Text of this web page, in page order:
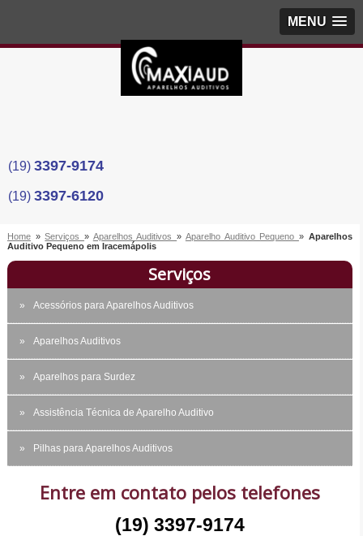
MENU
(19) 3397-9174
(19) 3397-6120
Home »Serviços» Aparelhos Auditivos» Aparelho Auditivo Pequeno » Aparelhos
Auditivo Pequeno em Iracemápolis
Serviços
Acessórios para Aparelhos Auditivos
Aparelhos Auditivos
Aparelhos para Surdez
Assistência Técnica de Aparelho Auditivo
Pilhas para Aparelhos Auditivos
Entre em contato pelos telefones
(19) 3397-9174